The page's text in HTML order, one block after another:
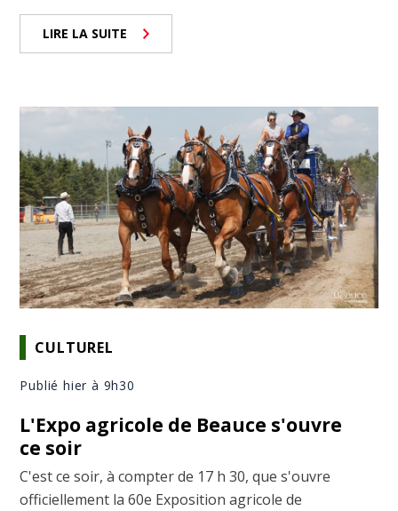
LIRE LA SUITE
CULTUREL
Publié hier à 9h30
L'Expo agricole de Beauce s'ouvre
ce soir
C'est ce soir, à compter de 17 h 30, que s'ouvre
officiellement la 60e Exposition agricole de